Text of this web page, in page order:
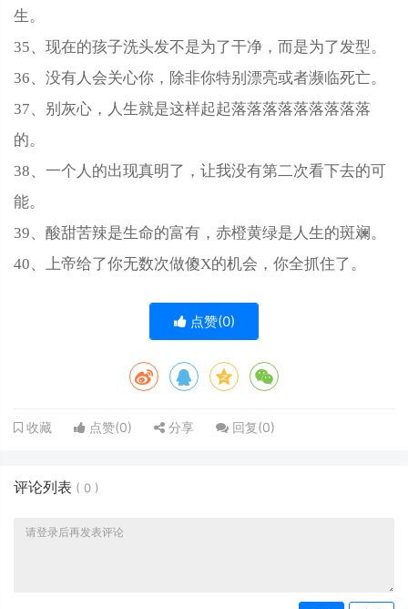
生。
35、现在的孩子洗头发不是为了干净，而是为了发型。
36、没有人会关心你，除非你特别漂亮或者濒临死亡。
37、别灰心，人生就是这样起起落落落落落落落落落
的。
38、一个人的出现真明了，让我没有第二次看下去的可
能。
39、酸甜苦辣是生命的富有，赤橙黄绿是人生的斑斓。
40、上帝给了你无数次做傻X的机会，你全抓住了。
点赞(0)
收藏 点赞(0) 分享 回复(0)
评论列表 ( 0 )